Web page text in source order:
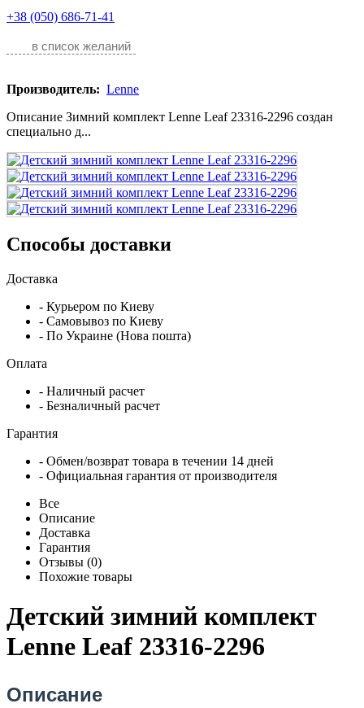
+38 (050) 686-71-41
в список желаний
Производитель: Lenne
Описание Зимний комплект Lenne Leaf 23316-2296 создан
специально д...
Способы доставки
Доставка
- Курьером по Киеву
- Самовывоз по Киеву
- По Украине (Нова пошта)
Оплата
- Наличный расчет
- Безналичный расчет
Гарантия
- Обмен/возврат товара в течении 14 дней
- Официальная гарантия от производителя
Все
Описание
Доставка
Гарантия
Отзывы (0)
Похожие товары
Детский зимний комплект
Lenne Leaf 23316-2296
Описание